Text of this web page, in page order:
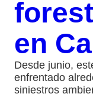
en
Desde junio,
enfrentado
siniestros